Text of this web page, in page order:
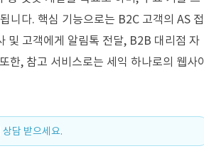
니다. 핵심 기능으로는 B2C 고객의 AS 접
및 고객에게 알림톡 전달, B2B 대리점 자
한, 참고 서비스로는 세익 하나로의 웹사이
담 받으세요.